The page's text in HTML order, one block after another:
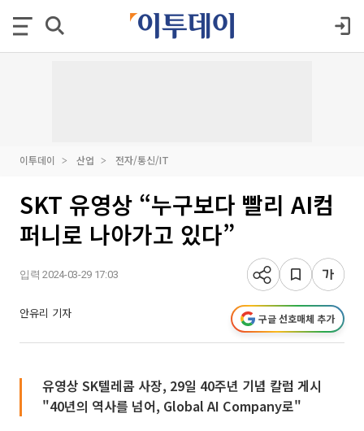
이투데이 산업 전자/통신/IT
SKT 유영상 “누구보다 빨리 AI컴
퍼니로 나아가고 있다”
입력 2024-03-29 17:03
안유리 기자 구글 선호매체 추가
유영상 SK텔레콤 사장, 29일 40주년 기념 칼럼 게시
"40년의 역사를 넘어, Global AI Company로"